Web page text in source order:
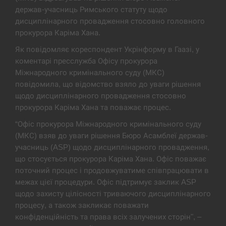
Экс-послу в США Стефанишиной вручили новое
подозрение и избирают меру…
СЕРПЕНЬ
14:40
У Росії розгортається ракетний підрозділ КНДР –
Reuters
СЕРПЕНЬ
14:23
Поставки ракет для ПВО сократились втрое,
хотя у партнеров они…
СЕРПЕНЬ
У Румунії затоплять чотири баржі для
збільшення потоку води до…
СЕРПЕНЬ
держав-учасниць Римського статуту щодо
дисциплінарного провадження стосовно головного
прокурора Каріма Хана.
Як повідомляє кореспондент Укрінформу в Гаазі, у
коментарі пресслужба Офісу прокурора
Міжнародного кримінального суду (МКС)
повідомила, що відомство взяло до уваги рішення
щодо дисциплінарного провадження стосовно
прокурора Каріма Хана та поважає процес.
“Офіс прокурора Міжнародного кримінального суду
(МКС) взяв до уваги рішення Бюро Асамблеї держав-
учасниць (ASP) щодо дисциплінарного провадження,
що стосується прокурора Каріма Хана. Офіс поважає
поточний процес і продовжуватиме співпрацювати в
межах цієї процедури. Офіс підтримує заклик ASP
щодо захисту цілісності триваючого дисциплінарного
процесу, а також закликає поважати
конфіденційність та права всіх залучених сторін", –